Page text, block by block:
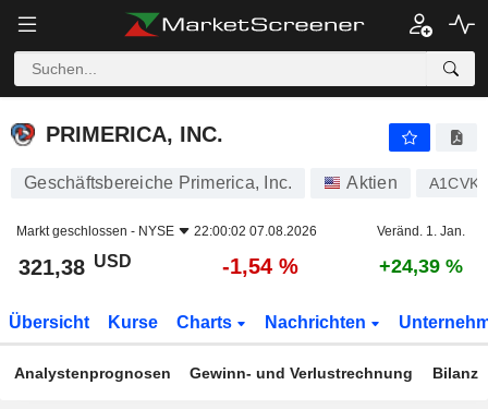
PRIMERICA, INC.
PRIMERICA, INC.
Geschäftsbereiche Primerica, Inc. Aktien
Markt geschlossen - NYSE 22:00:02 07.08.2026 Veränd. 1. Jan.
321,38 USD -1,54 % +24,39 %
Übersicht Kurse Charts Nachrichten
Analystenprognosen Gewinn- und Verlustrechnung Bilanz